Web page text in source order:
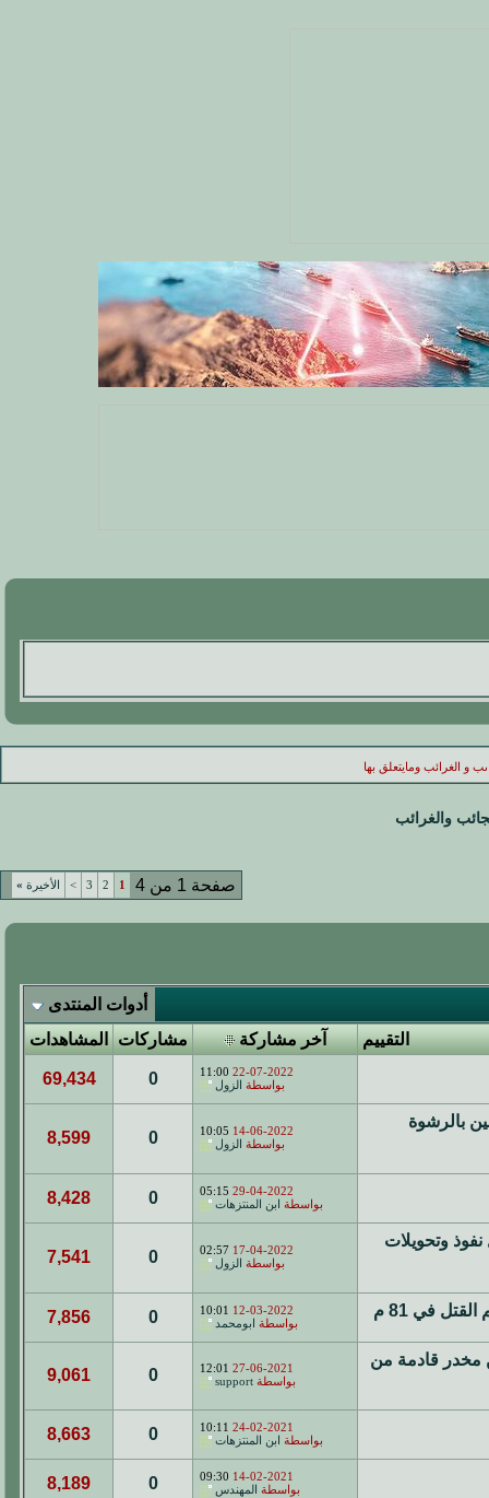
و الغرائب ومايتعلق بها
والغرائب
صفحة 1 من 4 1
2
3
> الأخيرة »
أدوات المنتدى
التقييم
آخر مشاركة مشاركات المشاهدات
22-07-2022
11:00
بواسطة
الزول 0
69,434
بالرشوة
14-06-2022
10:05
بواسطة
الزول 0
8,599
29-04-2022
05:15
بواسطة
ابن المنتزهات 0
8,428
نفوذ وتحويلات
17-04-2022
02:57
بواسطة
الزول 0
7,541
في 81 م 12-03-2022
10:01
بواسطة
ابومحمد 0
7,856
قرص إمفيتامين مخدر قادمة من 27-06-2021
12:01
بواسطة support
0
9,061
24-02-2021
10:11
بواسطة
ابن المنتزهات 0
8,663
14-02-2021
09:30
بواسطة
المهندس 0
8,189